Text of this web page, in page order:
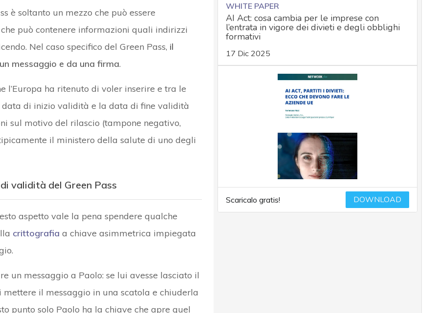
è soltanto un mezzo che può essere
può contenere informazioni quali indirizzi
Nel caso specifico del Green Pass, il
messaggio e da una firma.
l’Europa ha ritenuto di voler inserire e tra le
di inizio validità e la data di fine validità
sul motivo del rilascio (tampone negativo,
il ministero della salute di uno degli
validità del Green Pass
aspetto vale la pena spendere qualche
crittografia a chiave asimmetrica impiegata
un messaggio a Paolo: se lui avesse lasciato il
il messaggio in una scatola e chiuderla
punto solo Paolo ha la chiave che apre quel
WHITE PAPER
AI Act: cosa cambia per le imprese con
l’entrata in vigore dei divieti e degli obblighi
formativi
17 Dic 2025
Scaricalo gratis! DOWNLOAD